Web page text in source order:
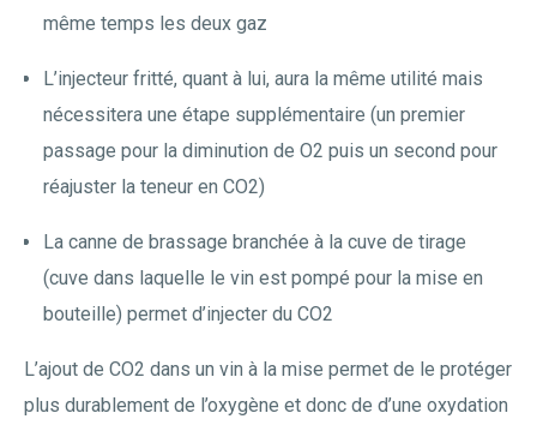
même temps les deux gaz
L’injecteur fritté, quant à lui, aura la même utilité mais
nécessitera une étape supplémentaire (un premier
passage pour la diminution de O2 puis un second pour
réajuster la teneur en CO2)
La canne de brassage branchée à la cuve de tirage
(cuve dans laquelle le vin est pompé pour la mise en
bouteille) permet d’injecter du CO2
L’ajout de CO2 dans un vin à la mise permet de le protéger
plus durablement de l’oxygène et donc de d’une oxydation